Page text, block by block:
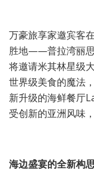
万豪旅享家邀宾客
胜地——普拉湾丽思
将邀请米其林星级
世界级美食的魔法
新升级的海鲜餐厅
受创新的亚洲风味
海边盛宴的全新构